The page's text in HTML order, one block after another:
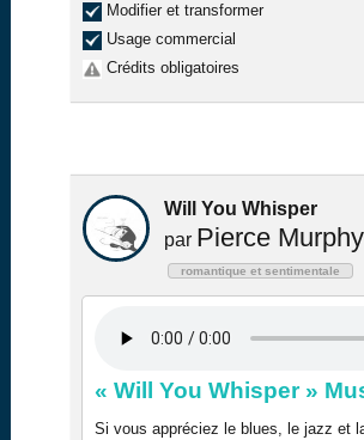
Modifier et transformer
Usage commercial
Crédits obligatoires
Will You Whisper
par Pierce Murphy
romantique et sentimentale
« Will You Whisper »
Si vous appréciez le blues, le jazz et